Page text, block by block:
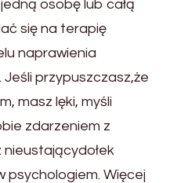
osobę lub całą
się na terapię
naprawienia
przypuszczasz,że
masz lęki, myśli
zdarzeniem z
nieustającydołek
psychologiem. Więcej